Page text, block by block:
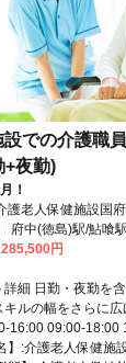
での介護職
+夜勤)
！
護老人保健施設国
府中(徳島)駅/鮎喰
円
細 日勤・夜勤を
ルの幅をさらに
16:00 09:00-18:00
】:介護老人保健施